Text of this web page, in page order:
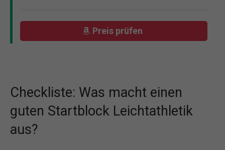
Preis prüfen
Checkliste: Was macht einen
guten Startblock Leichtathletik
aus?